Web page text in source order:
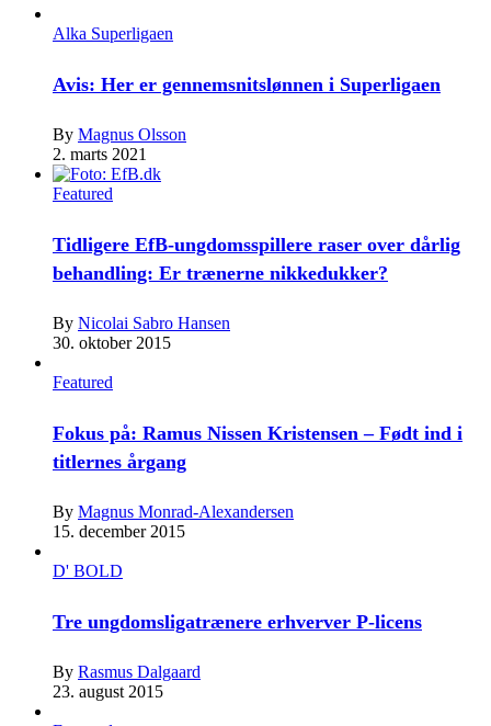
Alka Superligaen
Avis: Her er gennemsnitslønnen i Superligaen
By Magnus Olsson
2. marts 2021
Featured
Tidligere EfB-ungdomsspillere raser over dårlig
behandling: Er trænerne nikkedukker?
By Nicolai Sabro Hansen
30. oktober 2015
Featured
Fokus på: Ramus Nissen Kristensen – Født ind i
titlernes årgang
By Magnus Monrad-Alexandersen
15. december 2015
D' BOLD
Tre ungdomsligatrænere erhverver P-licens
By Rasmus Dalgaard
23. august 2015